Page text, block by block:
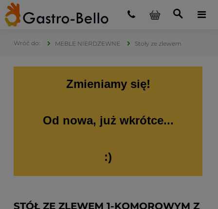
MEBLE NIERDZEWNE Stoły ze zlewem
Zmieniamy się!
Od nowa, już wkrótce...
:)
STÓŁ ZE ZLEWEM 1-KOMOROWYM Z